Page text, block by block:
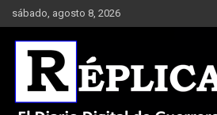
Saltar
al
contenido
sábado, agosto 8, 2026